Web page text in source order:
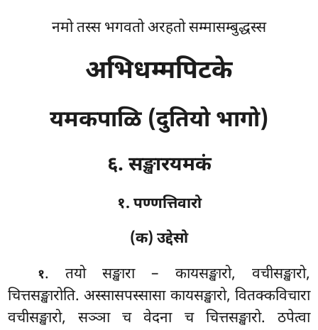
नमो तस्स भगवतो अरहतो सम्मासम्बुद्धस्स
अभिधम्मपिटके
यमकपाळि (दुतियो भागो)
६. सङ्खारयमकं
१. पण्णत्तिवारो
(क) उद्देसो
१. तयोसङ्खारा – कायसङ्खारो, वचीसङ्खारो,
चित्तसङ्खारोति. अस्सासपस्सासा कायसङ्खारो, वितक्कविचारा
वचीसङ्खारो, सञ्ञा च वेदना च चित्तसङ्खारो. ठपेत्वा